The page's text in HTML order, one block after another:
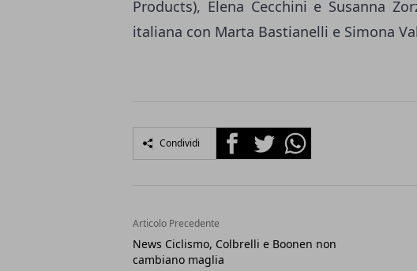
Products), Elena Cecchini e Susanna
italiana con Marta Bastianelli e Simona
Condividi FacebookTwitterWhatsapp
Articolo Precedente
News Ciclismo, Colbrelli e Boonen non
cambiano maglia